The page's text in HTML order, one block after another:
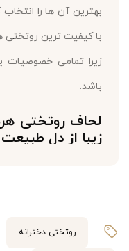
بهترین آن ها را
با کیفیت ترین
زیرا تمامی خصوصیات
باشد.
لحاف روتختی
زیبا از دل طبیعت
اکثراً سعی می کنیم
روتختی دخترانه